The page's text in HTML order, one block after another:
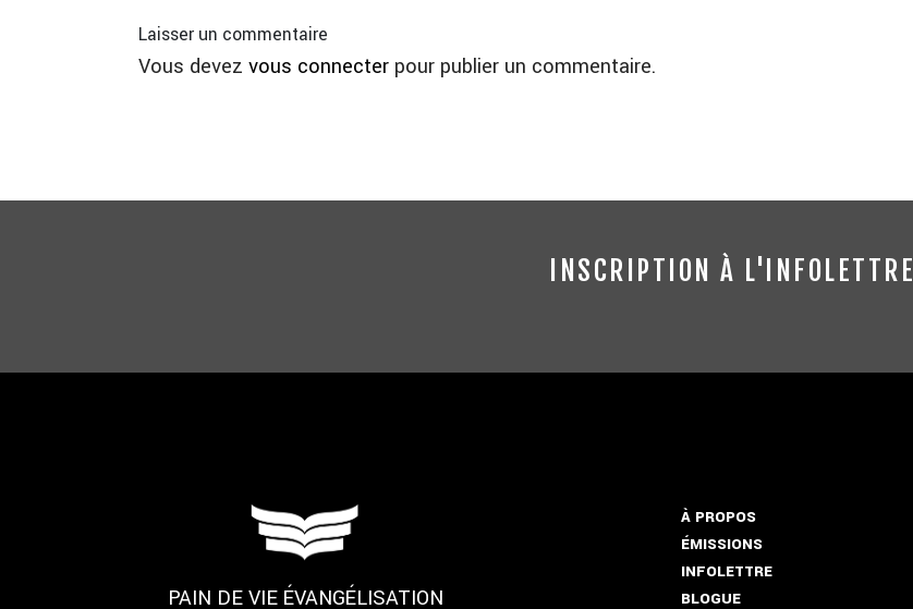
Laisser un commentaire
Vous devez vous connecter pour publier un commentaire.
INSCRIPTION À L'INFOLETTRE
PAIN DE VIE ÉVANGÉLISATION
À PROPOS
ÉMISSIONS
INFOLETTRE
BLOGUE